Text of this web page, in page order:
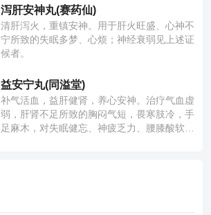
泻肝安神丸(赛药仙)
清肝泻火，重镇安神。用于肝火旺盛、心神不
宁所致的失眠多梦、心烦；神经衰弱见上述证
候者。
益安宁丸(同溢堂)
补气活血，益肝健肾，养心安神。治疗气血虚
弱，肝肾不足所致的胸闷气短，畏寒肢冷，手
足麻木，对失眠健忘、神疲乏力、腰膝酸软也